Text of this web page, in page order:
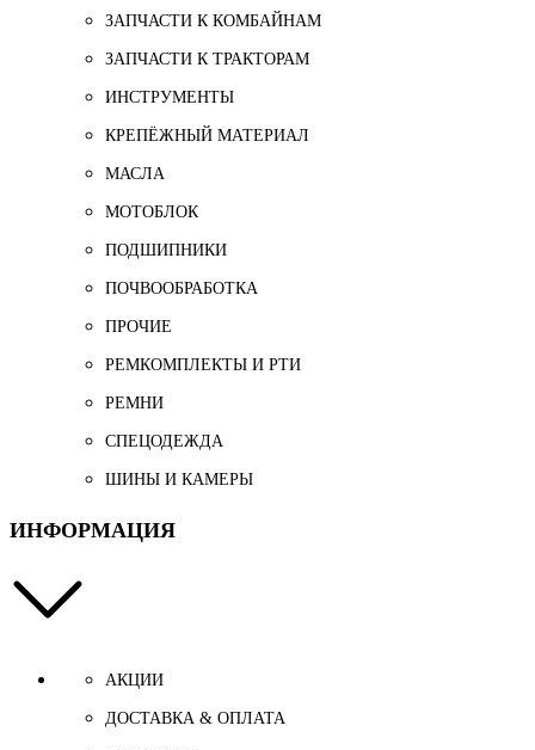
ЗАПЧАСТИ К КОМБАЙНАМ
ЗАПЧАСТИ К ТРАКТОРАМ
ИНСТРУМЕНТЫ
КРЕПЁЖНЫЙ МАТЕРИАЛ
МАСЛА
МОТОБЛОК
ПОДШИПНИКИ
ПОЧВООБРАБОТКА
ПРОЧИЕ
РЕМКОМПЛЕКТЫ И РТИ
РЕМНИ
СПЕЦОДЕЖДА
ШИНЫ И КАМЕРЫ
ИНФОРМАЦИЯ
АКЦИИ
ДОСТАВКА & ОПЛАТА